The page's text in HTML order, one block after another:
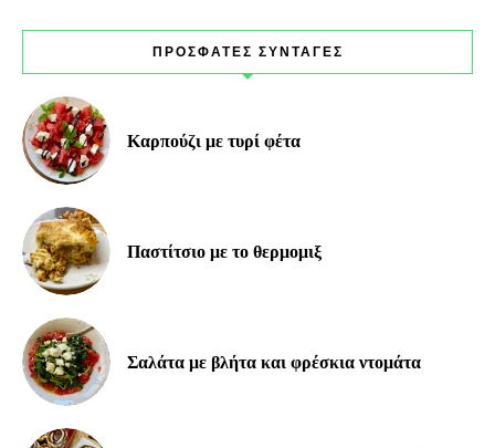
ΠΡΟΣΦΑΤΕΣ ΣΥΝΤΑΓΕΣ
Καρπούζι με τυρί φέτα
Παστίτσιο με το θερμομιξ
Σαλάτα με βλήτα και φρέσκια ντομάτα